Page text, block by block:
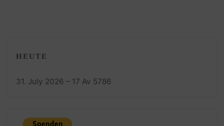
HEUTE
31. July 2026 – 17 Av 5786